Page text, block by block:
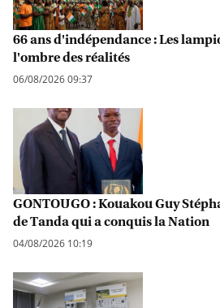
66 ans d'indépendance : Les
l'ombre des réalités
06/08/2026 09:37
GONTOUGO : Kouakou Guy
de Tanda qui a conquis la Nation
04/08/2026 10:19